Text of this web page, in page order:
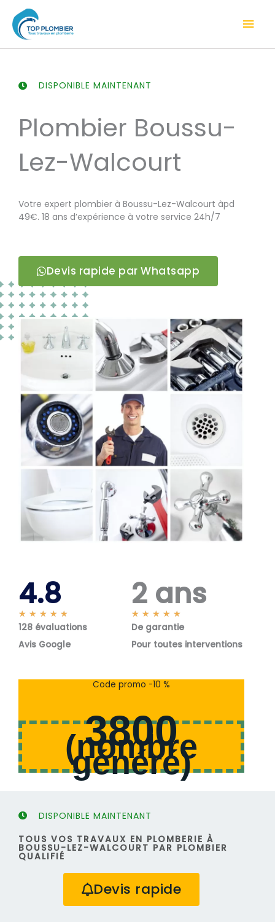
contenu
DISPONIBLE MAINTENANT
Plombier Boussu-
Lez-Walcourt
Votre expert plombier à Boussu-Lez-Walcourt àpd
49€. 18 ans d’expérience à votre service 24h/7
Devis rapide par Whatsapp
4.8
★ ★ ★ ★ ★
o
s
128 évaluations
Avis Google
2 ans
★ ★ ★ ★ ★
o
s
De garantie
Pour toutes interventions
Code promo -10 %
3800
(nombre
généré)
DISPONIBLE MAINTENANT
TOUS VOS TRAVAUX EN PLOMBERIE À
BOUSSU-LEZ-WALCOURT PAR PLOMBIER
QUALIFIÉ
Devis rapide